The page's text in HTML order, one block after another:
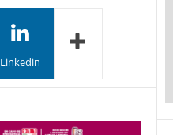
Linkedin